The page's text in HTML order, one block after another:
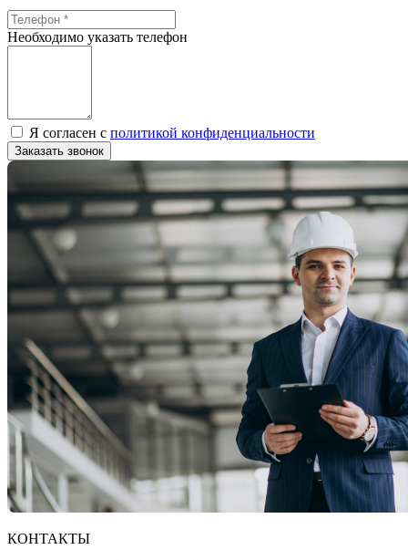
Необходимо указать телефон
Я согласен с политикой конфиденциальности
Заказать звонок
КОНТАКТЫ